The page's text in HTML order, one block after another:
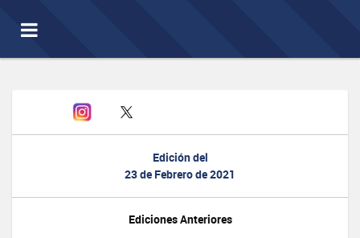
Toggle
navigation
Edición del
23 de Febrero de 2021
Ediciones Anteriores